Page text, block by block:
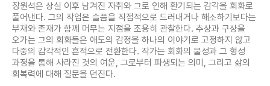
장원석은 상실 이후 남겨진 자취와 그로 인해 환기되는 감각을 회화로
풀어낸다. 그의 작업은 슬픔을 직접적으로 드러내거나 해소하기보다는
부재와 존재가 함께 머무는 지점을 조용히 관찰한다. 추상과 구상을
오가는 그의 회화들은 애도의 감정을 하나의 이야기로 고정하지 않고
다중의 감각적인 흔적으로 전환한다. 작가는 회화의 물성과 그 형성
과정을 통해 사라진 것의 여운, 그로부터 파생되는 의미, 그리고 삶의
회복력에 대해 질문을 던진다.